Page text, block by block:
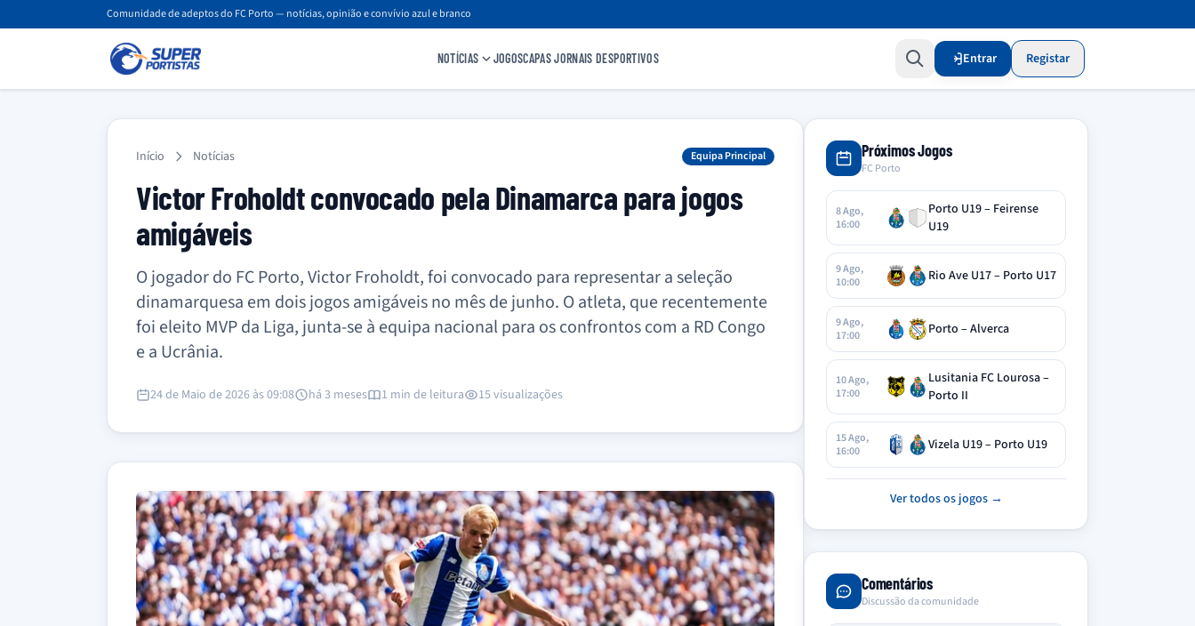
Comunidade de adeptos do FC Porto — notícias, opinião e convívio azul e branco
NOTÍCIAS JOGOSCAPAS JORNAIS DESPORTIVOS Entrar Registar
Início Notícias Equipa Principal
Victor Froholdt convocado pela Dinamarca para jogos
amigáveis
O jogador do FC Porto, Victor Froholdt, foi convocado para representar a seleção
dinamarquesa em dois jogos amigáveis no mês de junho. O atleta, que recentemente
foi eleito MVP da Liga, junta-se à equipa nacional para os confrontos com a RD Congo
e a Ucrânia.
24 de Maio de 2026 às 09:08 há 3 meses 1 min de leitura 15 visualizações
Próximos Jogos
FC Porto
8 Ago,
16:00
Porto U19 – Feirense
U19
9 Ago,
10:00
Rio Ave U17 – Porto U17
9 Ago,
17:00
Porto – Alverca
10 Ago,
17:00
Lusitania FC Lourosa –
Porto II
15 Ago,
16:00
Vizela U19 – Porto U19
Ver todos os jogos →
Comentários
Discussão da comunidade